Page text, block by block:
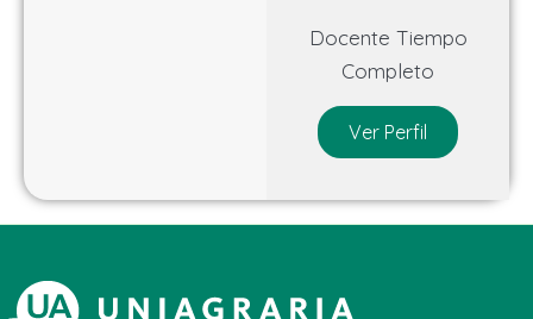
Docente Tiempo
Completo
Ver Perfil